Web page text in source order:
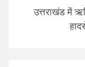
उत्तराखंड में